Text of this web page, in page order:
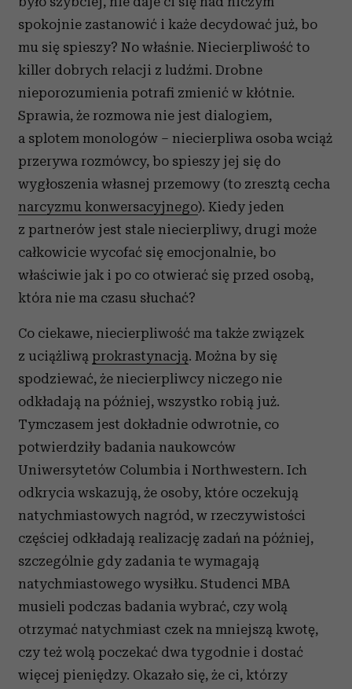
spokojnie zastanowić i każe decydować już, bo
mu się spieszy? No właśnie. Niecierpliwość to
killer dobrych relacji z ludźmi. Drobne
nieporozumienia potrafi zmienić w kłótnie.
Sprawia, że rozmowa nie jest dialogiem,
a splotem monologów – niecierpliwa osoba wciąż
przerywa rozmówcy, bo spieszy jej się do
wygłoszenia własnej przemowy (to zresztą cecha
narcyzmu konwersacyjnego). Kiedy jeden
z partnerów jest stale niecierpliwy, drugi może
całkowicie wycofać się emocjonalnie, bo
właściwie jak i po co otwierać się przed osobą,
która nie ma czasu słuchać?
Co ciekawe, niecierpliwość ma także związek
z uciążliwą prokrastynacją. Można by się
spodziewać, że niecierpliwcy niczego nie
odkładają na później, wszystko robią już.
Tymczasem jest dokładnie odwrotnie, co
potwierdziły badania naukowców
Uniwersytetów Columbia i Northwestern. Ich
odkrycia wskazują, że osoby, które oczekują
natychmiastowych nagród, w rzeczywistości
częściej odkładają realizację zadań na później,
szczególnie gdy zadania te wymagają
natychmiastowego wysiłku. Studenci MBA
musieli podczas badania wybrać, czy wolą
otrzymać natychmiast czek na mniejszą kwotę,
czy też wolą poczekać dwa tygodnie i dostać
więcej pieniędzy. Okazało się, że ci, którzy